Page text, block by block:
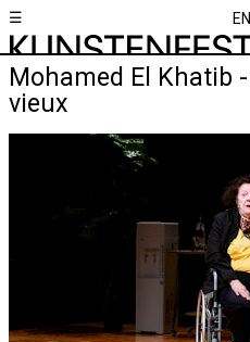
☰ EN
Mohamed El Khatib
vieux